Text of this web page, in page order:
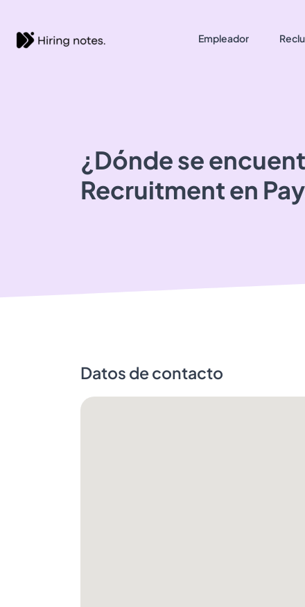
Empleador
¿Dónde se
Recruitmenten
Datos de contacto